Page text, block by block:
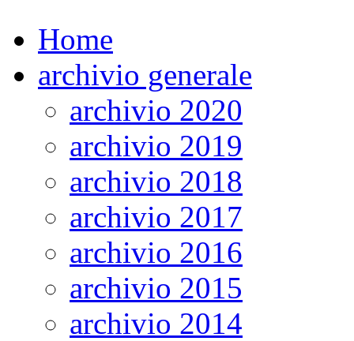
Home
archivio generale
archivio 2020
archivio 2019
archivio 2018
archivio 2017
archivio 2016
archivio 2015
archivio 2014